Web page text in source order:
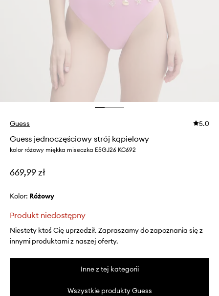
Guess 5.0
Guess jednoczęściowy strój kąpielowy
kolor różowy miękka miseczka E5GJ26 KC692
669,99 zł
Kolor: różowy
Produkt niedostępny
Niestety ktoś Cię uprzedził. Zapraszamy do zapoznania się z
innymi produktami z naszej oferty.
Inne z tej kategorii
Wszystkie produkty Guess